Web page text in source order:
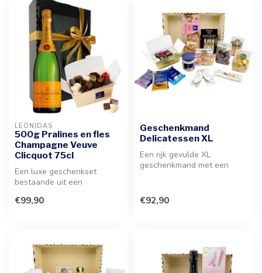
LEONIDAS
500g Pralines en fles
Champagne Veuve
Clicquot 75cl
Een luxe geschenkset
bestaande uit een
bonbons en een iconis...
€99,90
Geschenkmand
Delicatessen XL
Een rijk gevulde XL
geschenkmand met een
€92,90